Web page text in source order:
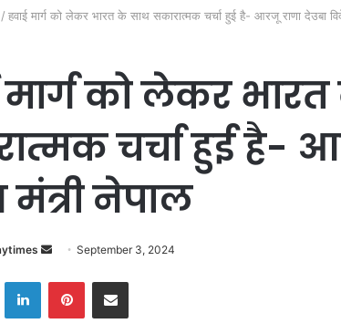
/ हवाई मार्ग को लेकर भारत के साथ सकारात्मक चर्चा हुई है- आरजू राणा देउबा
मार्ग को लेकर
चर्चा हुई है-
मंत्री नेपाल
Send
email
September 3, 2024
LinkedInPinterestShare via Email